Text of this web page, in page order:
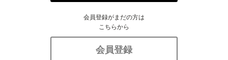
会員登録がまだの方は
こちらから
会員登録